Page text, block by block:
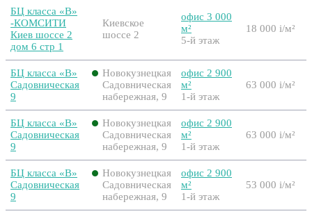
БЦ класса «B»
-КОМСИТИ
Киев шоссе 2
дом 6 стр 1
Киевское
шоссе 2
офис 3 000
м²
5-й этаж
18 000 i/м²
БЦ класса «B»
Садовническая
9
Новокузнецкая
Садовническая
набережная, 9
офис 2 900
м²
1-й этаж
63 000 i/м²
БЦ класса «B»
Садовническая
9
Новокузнецкая
Садовническая
набережная, 9
офис 2 900
м²
1-й этаж
63 000 i/м²
БЦ класса «B»
Садовническая
9
Новокузнецкая
Садовническая
набережная, 9
офис 2 900
м²
1-й этаж
53 000 i/м²